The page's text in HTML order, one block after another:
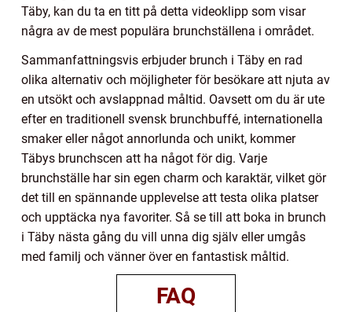
Täby, kan du ta en titt på detta videoklipp som visar
några av de mest populära brunchställena i området.
Sammanfattningsvis erbjuder brunch i Täby en rad
olika alternativ och möjligheter för besökare att njuta av
en utsökt och avslappnad måltid. Oavsett om du är ute
efter en traditionell svensk brunchbuffé, internationella
smaker eller något annorlunda och unikt, kommer
Täbys brunchscen att ha något för dig. Varje
brunchställe har sin egen charm och karaktär, vilket gör
det till en spännande upplevelse att testa olika platser
och upptäcka nya favoriter. Så se till att boka in brunch
i Täby nästa gång du vill unna dig själv eller umgås
med familj och vänner över en fantastisk måltid.
FAQ